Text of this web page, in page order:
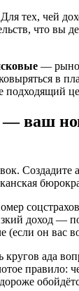
тех, чей
что вы
—
в
подходящий
— ваш
Создадите
доход —
(если он вас
кругов ада
правило: